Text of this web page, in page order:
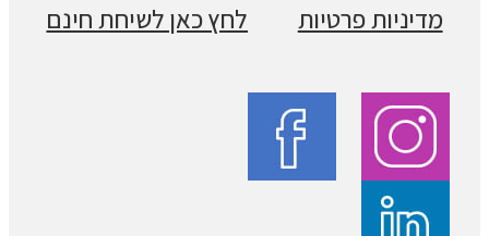
מדיניות פרטיות
לחץ כאן לשיחת חינם